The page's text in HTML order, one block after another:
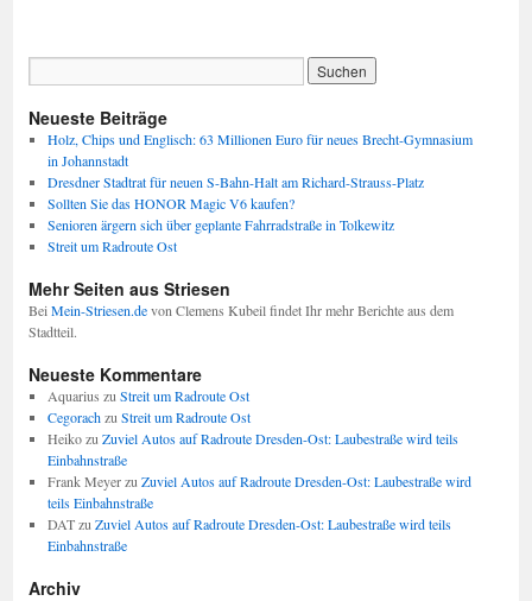
Neueste Beiträge
Holz, Chips und Englisch: 63 Millionen Euro für neues Brecht-Gymnasium
in Johannstadt
Dresdner Stadtrat für neuen S-Bahn-Halt am Richard-Strauss-Platz
Sollten Sie das HONOR Magic V6 kaufen?
Senioren ärgern sich über geplante Fahrradstraße in Tolkewitz
Streit um Radroute Ost
Mehr Seiten aus Striesen
Bei Mein-Striesen.devon Clemens Kubeil findet Ihr mehr Berichte aus dem
Stadtteil.
Neueste Kommentare
Aquarius zu Streit um Radroute Ost
Cegorachzu Streit um Radroute Ost
Heikozu Zuviel Autos auf Radroute Dresden-Ost: Laubestraße wird teils
Einbahnstraße
Frank Meyerzu Zuviel Autos auf Radroute Dresden-Ost: Laubestraße wird
teils Einbahnstraße
DATzu Zuviel Autos auf Radroute Dresden-Ost: Laubestraße wird teils
Einbahnstraße
Archiv